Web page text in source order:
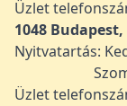
Üzlet
1048 Budapest,
Nyitvatartás:
Üzlet